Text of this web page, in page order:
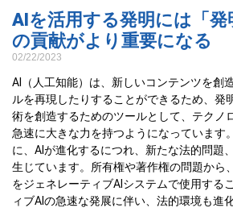
AIを活用する発明には「発
の貢献がより重要になる
02/22/2023
AI（人工知能）は、新しいコンテンツを創
ルを再現したりすることができるため、発
術を創造するためのツールとして、テクノ
急速に大きな力を持つようになっています
に、AIが進化するにつれ、新たな法的問題
生じています。所有権や著作権の問題から
をジェネレーティブAIシステムで使用する
ィブAIの急速な発展に伴い、法的環境も進